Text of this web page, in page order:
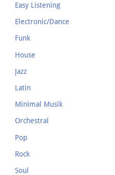
Easy Listening
Electronic/Dance
Funk
House
Jazz
Latin
Minimal Musik
Orchestral
Pop
Rock
Soul